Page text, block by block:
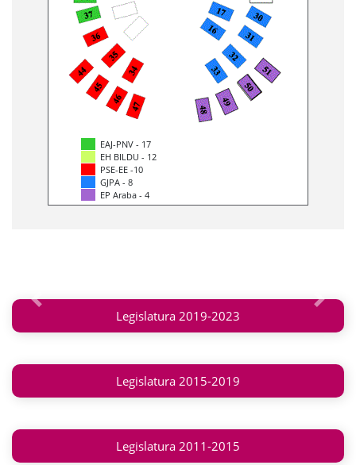
EAJ-PNV - 17
EH BILDU - 12
PSE-EE -10
GJPA - 8
EP Araba - 4
Anterior Legislatura 2019-2023
Legislatura 2015-2019
Legislatura 2011-2015